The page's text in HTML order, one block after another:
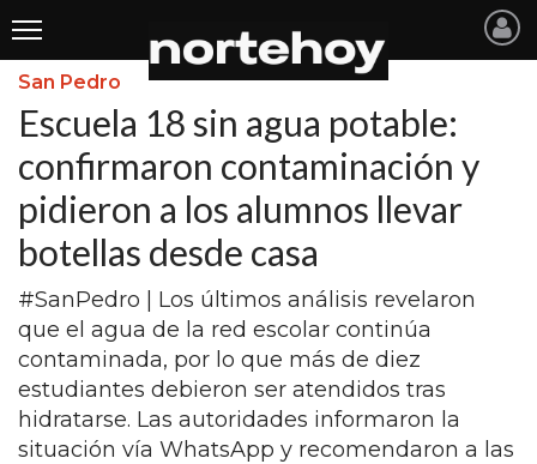
Últimas
Noticias
INICIO
NOTICIAS RECIENTES
SAN NICOLAS
RAMALLO
SAN PEDRO
PROVINCIA
San Pedro
Escuela 18 sin agua potable:
confirmaron contaminación y
pidieron a los alumnos llevar
botellas desde casa
#SanPedro | Los últimos análisis revelaron
que el agua de la red escolar continúa
contaminada, por lo que más de diez
estudiantes debieron ser atendidos tras
hidratarse. Las autoridades informaron la
situación vía WhatsApp y recomendaron a las